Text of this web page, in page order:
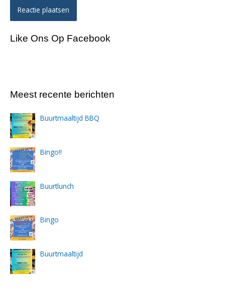
Like Ons Op Facebook
Meest recente berichten
Buurtmaaltijd BBQ
Bingo!!
Buurtlunch
Bingo
Buurtmaaltijd